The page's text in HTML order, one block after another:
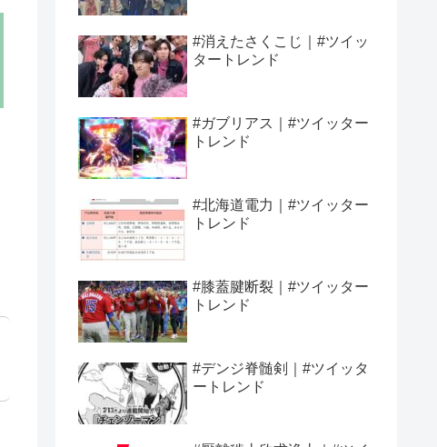
#消えたさくこじ｜#ツイッ
タートレンド
#ガブリアス｜#ツイッター
トレンド
#北海道電力｜#ツイッター
トレンド
#膝蓋腱断裂｜#ツイッター
トレンド
#デンジ脊髄剣｜#ツイッタ
ートレンド